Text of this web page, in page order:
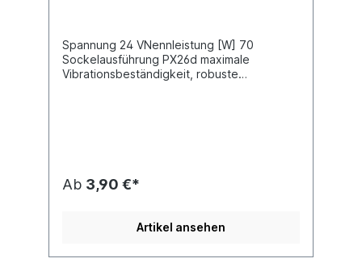
Spannung 24 VNennleistung [W] 70
Sockelausführung PX26d maximale
Vibrationsbeständigkeit, robuste
Ab 3,90 €*
Artikel ansehen